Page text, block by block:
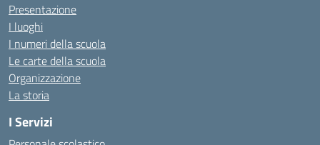
Presentazione
I luoghi
I numeri della scuola
Le carte della scuola
Organizzazione
La storia
I Servizi